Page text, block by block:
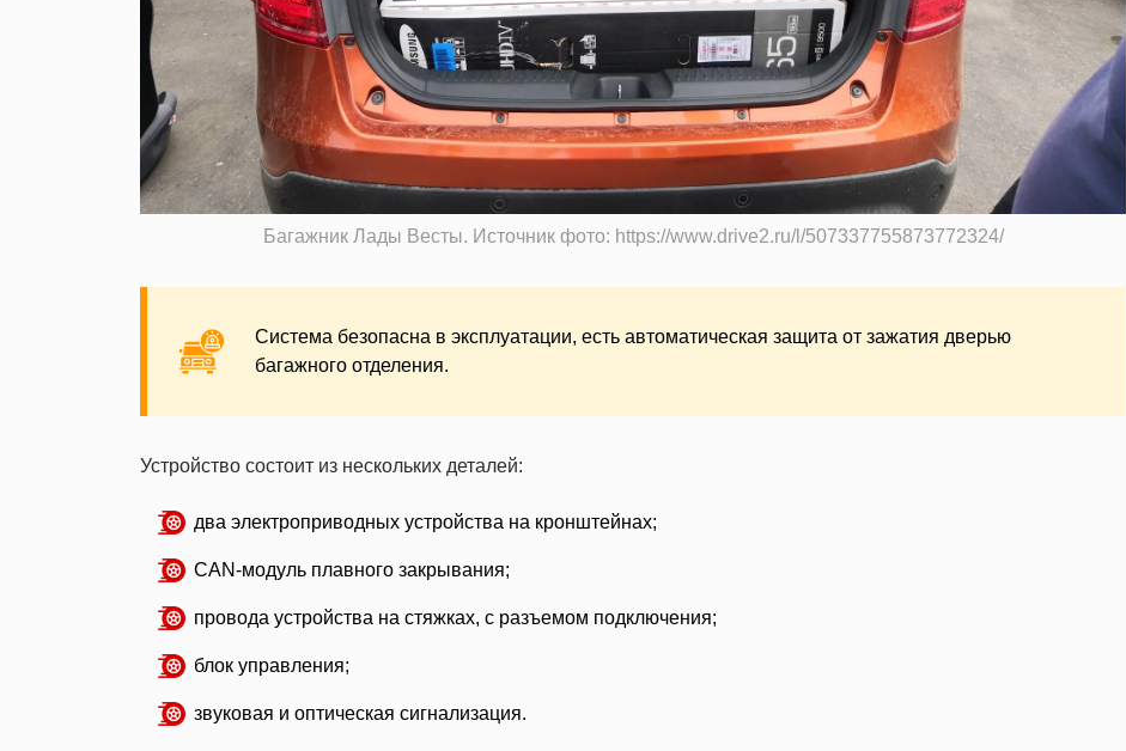
Багажник Лады Весты. Источник фото: https://www.drive2.ru/l/507337755873772324/
Система безопасна в эксплуатации, есть автоматическая защита от зажатия дверью
багажного отделения.
Устройство состоит из нескольких деталей:
два электроприводных устройства на кронштейнах;
CAN-модуль плавного закрывания;
провода устройства на стяжках, с разъемом подключения;
блок управления;
звуковая и оптическая сигнализация.